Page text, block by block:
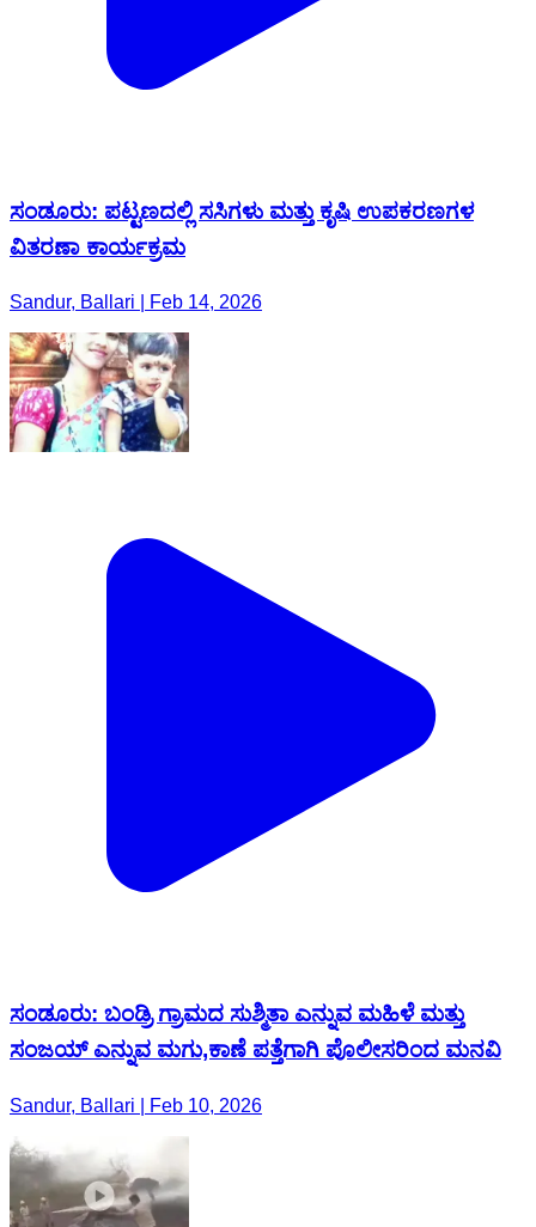
ಸಂಡೂರು: ಪಟ್ಟಣದಲ್ಲಿ ಸಸಿಗಳು ಮತ್ತು ಕೃಷಿ ಉಪಕರಣಗಳ
ವಿತರಣಾ ಕಾರ್ಯಕ್ರಮ
Sandur, Ballari | Feb 14, 2026
ಸಂಡೂರು: ಬಂಡ್ರಿ ಗ್ರಾಮದ ಸುಶ್ಮಿತಾ ಎನ್ನುವ ಮಹಿಳೆ ಮತ್ತು
ಸಂಜಯ್ ಎನ್ನುವ ಮಗು,ಕಾಣೆ ಪತ್ತೆಗಾಗಿ ಪೊಲೀಸರಿಂದ ಮನವಿ
Sandur, Ballari | Feb 10, 2026